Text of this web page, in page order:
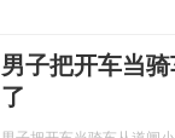
男子把开车当
了